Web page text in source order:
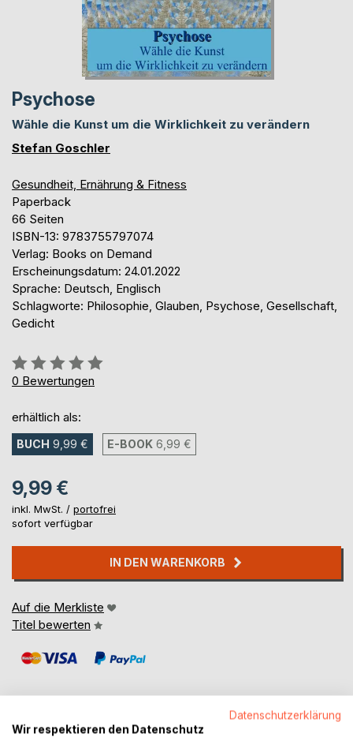
Psychose
Wähle die Kunst um die Wirklichkeit zu verändern
Stefan Goschler
Gesundheit, Ernährung & Fitness
Paperback
66 Seiten
ISBN-13: 9783755797074
Verlag: Books on Demand
Erscheinungsdatum: 24.01.2022
Sprache: Deutsch, Englisch
Schlagworte: Philosophie, Glauben, Psychose, Gesellschaft,
Gedicht
Bewertung::
0%
0 Bewertungen
erhältlich als:
BUCH 9,99 € E-BOOK 6,99 €
9,99 €
inkl. MwSt. / portofrei
sofort verfügbar
IN DEN WARENKORB
Auf die Merkliste
Titel bewerten
Datenschutzerklärung
Wir respektieren den Datenschutz